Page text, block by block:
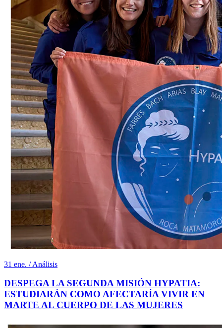
31 ene. / Análisis
DESPEGA LA SEGUNDA MISIÓN HYPATIA:
ESTUDIARÁN COMO AFECTARÍA VIVIR EN
MARTE AL CUERPO DE LAS MUJERES